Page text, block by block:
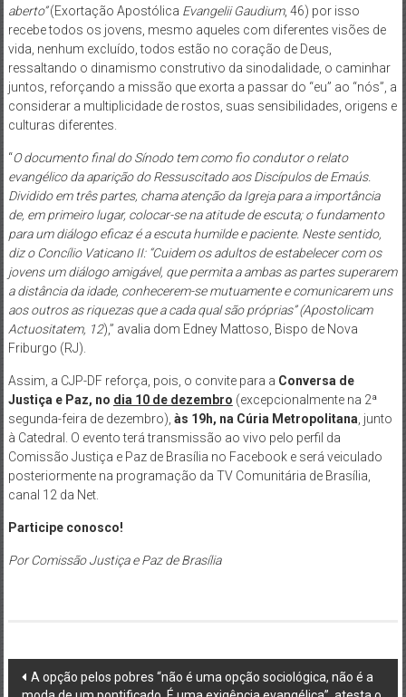
aberto”(Exortação Apostólica Evangelii Gaudium, 46) por isso
recebe todos os jovens, mesmo aqueles com diferentes visões de
vida, nenhum excluído, todos estão no coração de Deus,
ressaltando o dinamismo construtivo da sinodalidade, o caminhar
juntos, reforçando a missão que exorta a passar do “eu” ao “nós”, a
considerar a multiplicidade de rostos, suas sensibilidades, origens e
culturas diferentes.
“O documento final do Sínodo tem como fio condutor o relato
evangélico da aparição do Ressuscitado aos Discípulos de Emaús.
Dividido em três partes, chama atenção da Igreja para a importância
de, em primeiro lugar, colocar-se na atitude de escuta; o fundamento
para um diálogo eficaz é a escuta humilde e paciente. Neste sentido,
diz o Concílio Vaticano II: “Cuidem os adultos de estabelecer com os
jovens um diálogo amigável, que permita a ambas as partes superarem
a distância da idade, conhecerem-se mutuamente e comunicarem uns
aos outros as riquezas que a cada qual são próprias” (Apostolicam
Actuositatem, 12),” avalia dom Edney Mattoso, Bispo de Nova
Friburgo (RJ).
Assim, a CJP-DF reforça, pois, o convite para a Conversa de
Justiça e Paz, no dia 10 de dezembro (excepcionalmente na 2ª
segunda-feira de dezembro), às 19h, na Cúria Metropolitana , junto
à Catedral. O evento terá transmissão ao vivo pelo perfil da
Comissão Justiça e Paz de Brasília no Facebook e será veiculado
posteriormente na programação da TV Comunitária de Brasília,
canal 12 da Net.
Participe conosco!
Por Comissão Justiça e Paz de Brasília
Navegação
A opção pelos pobres “não é uma opção sociológica, não é a